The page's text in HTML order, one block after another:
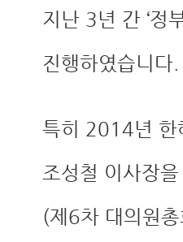
지난 3년 간 ‘정
진행하였습니다.
특히 2014년 한
조성철 이사장
(제6차 대의원